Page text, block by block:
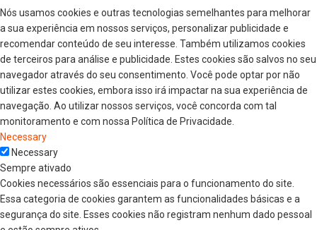
Nós usamos cookies e outras tecnologias semelhantes para melhorar
a sua experiência em nossos serviços, personalizar publicidade e
recomendar conteúdo de seu interesse. Também utilizamos cookies
de terceiros para análise e publicidade. Estes cookies são salvos no seu
navegador através do seu consentimento. Você pode optar por não
utilizar estes cookies, embora isso irá impactar na sua experiência de
navegação. Ao utilizar nossos serviços, você concorda com tal
monitoramento e com nossa Política de Privacidade.
Necessary
Necessary
Sempre ativado
Cookies necessários são essenciais para o funcionamento do site.
Essa categoria de cookies garantem as funcionalidades básicas e a
segurança do site. Esses cookies não registram nenhum dado pessoal